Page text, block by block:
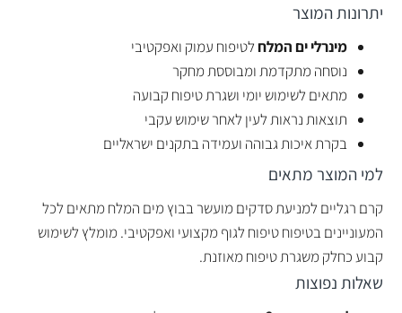
יתרונות המוצר
מינרלי ים המלחלטיפוח עמוק ואפקטיבי
נוסחה מתקדמת ומבוססת מחקר
מתאים לשימוש יומי ושגרת טיפוח קבועה
תוצאות נראות לעין לאחר שימוש עקבי
בקרת איכות גבוהה ועמידה בתקנים ישראליים
למי המוצר מתאים
קרם רגליים למניעת סדקים מועשר בבוץ מים המלח מתאים לכל
המעוניינים בטיפוח טיפוח לגוף מקצועי ואפקטיבי. מומלץ לשימוש
קבוע כחלק משגרת טיפוח מאוזנת.
שאלות נפוצות